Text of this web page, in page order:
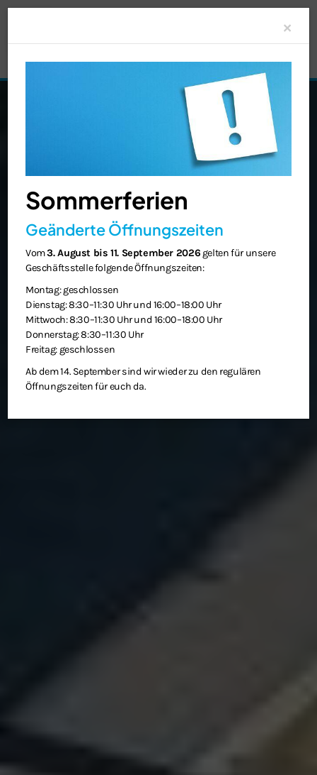
×
Sommerferien
Geänderte Öffnungszeiten
Vom3. August bis 11. September 2026 gelten für unsere
Geschäftsstelle folgende Öffnungszeiten:
Montag: geschlossen
Dienstag: 8:30–11:30 Uhr und 16:00–18:00 Uhr
Mittwoch: 8:30–11:30 Uhr und 16:00–18:00 Uhr
Donnerstag: 8:30–11:30 Uhr
Freitag: geschlossen
Ab dem 14. September sind wir wieder zu den regulären
Öffnungszeiten für euch da.